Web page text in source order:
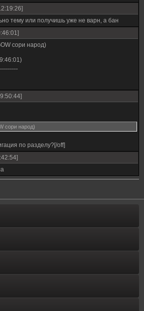
тему или получишь уже не варн, а бан
сори народ)
сори народ)
по разделу?[/off]